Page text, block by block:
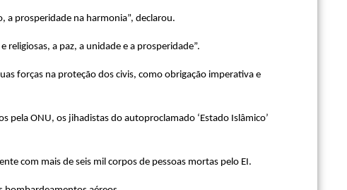
a prosperidade na harmonia”, declarou.
religiosas, a paz, a unidade e a prosperidade”.
forças na proteção dos civis, como obrigação imperativa e
ONU, os jihadistas do autoproclamado ‘Estado Islâmico’
com mais de seis mil corpos de pessoas mortas pelo EI.